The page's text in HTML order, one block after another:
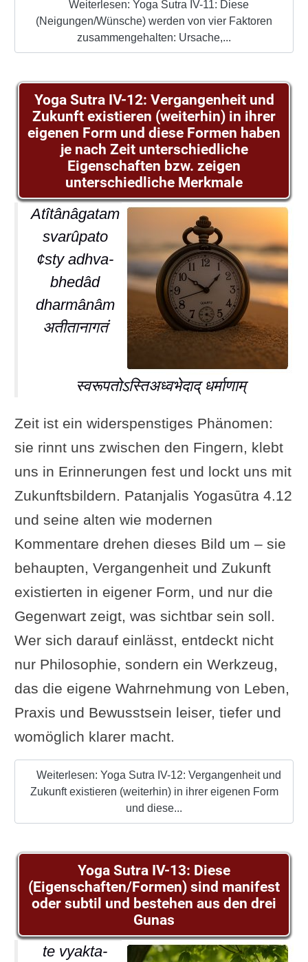
Weiterlesen: Yoga Sutra IV-11: Diese
(Neigungen/Wünsche) werden von vier Faktoren
zusammengehalten: Ursache,...
Yoga Sutra IV-12: Vergangenheit und
Zukunft existieren (weiterhin) in ihrer
eigenen Form und diese Formen haben
je nach Zeit unterschiedliche
Eigenschaften bzw. zeigen
unterschiedliche Merkmale
Atîtânâgatam
svarûpato
¢sty adhva-
bhedâd
dharmânâm
अतीतानागतं
स्वरूपतोऽस्तिअध्वभेदाद् धर्माणाम्
Zeit ist ein widerspenstiges Phänomen:
sie rinnt uns zwischen den Fingern, klebt
uns in Erinnerungen fest und lockt uns mit
Zukunftsbildern. Patanjalis Yogasūtra 4.12
und seine alten wie modernen
Kommentare drehen dieses Bild um – sie
behaupten, Vergangenheit und Zukunft
existierten in eigener Form, und nur die
Gegenwart zeigt, was sichtbar sein soll.
Wer sich darauf einlässt, entdeckt nicht
nur Philosophie, sondern ein Werkzeug,
das die eigene Wahrnehmung von Leben,
Praxis und Bewusstsein leiser, tiefer und
womöglich klarer macht.
Weiterlesen: Yoga Sutra IV-12: Vergangenheit und
Zukunft existieren (weiterhin) in ihrer eigenen Form
und diese...
Yoga Sutra IV-13: Diese
(Eigenschaften/Formen) sind manifest
oder subtil und bestehen aus den drei
Gunas
te vyakta-